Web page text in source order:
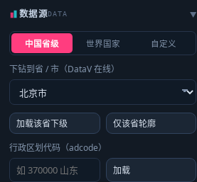
☰ 面板 地图
数据源DATA ▶
中国省级 世界国家 自定义
下钻到省 / 市（DataV 在线）
加载该省下级
仅该省轮廓
行政区划代码（adcode）
加载